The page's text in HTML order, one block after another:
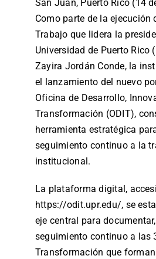
San Juan, Puerto Rico (14
Como parte de la ejecución
Trabajo que lidera la
Universidad de Puerto Rico
Zayira Jordán Conde, la
el lanzamiento del nuevo
Oficina de Desarrollo,
Transformación (ODIT),
herramienta estratégica
seguimiento continuo a la
institucional.
La plataforma digital,
https://odit.upr.edu/, se
eje central para
seguimiento continuo a las
Transformación que